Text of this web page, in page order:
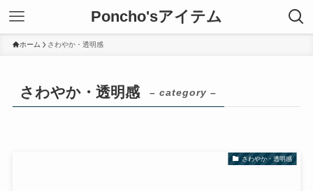
Poncho'sアイテム
ホーム さわやか・透明感
さわやか・透明感 – category –
さわやか・透明感